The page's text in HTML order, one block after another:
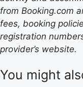
from Booking.com
fees, booking
registration
provider’s website.
You might